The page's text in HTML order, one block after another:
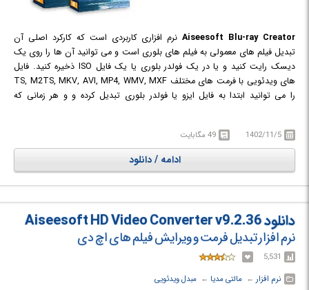
Aiseesoft Blu-ray Creatorنرم افزاری کاربردی است که کارکرد اصلی آن
تبدیل فیلم های معمولی به فیلم های بلوری است و می توانید آن ها را روی یک
دیسک رایت کنید و یا در یک فولدر بلوری یا یک فایل ISO ذخیره کنید. فایل
های ویدئویی با فرمت های مختلف TS, M2TS, MKV, AVI, MP4, WMV, MXF
را می توانید ابتدا به فایل ایزو یا فولدر بلوری تبدیل کرده و و هر زمانی که
1402/11/5 49 مگابایت
ادامه / دانلود
دانلود Aiseesoft HD Video Converter v9.2.36
نرم افزار تبدیل فرمت و ویرایش فیلم های اچ دی
5,531
نرم افزار ← ‏ مالتی مدیا ← ‏ مبدل ویدئویی